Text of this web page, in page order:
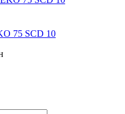
75 SCD 10